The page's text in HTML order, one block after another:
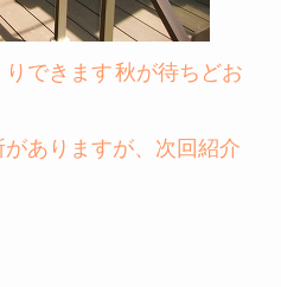
できます秋が待ちどお
ありますが、次回紹介